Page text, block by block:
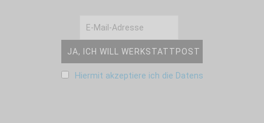
Hiermit akzeptiere ich die